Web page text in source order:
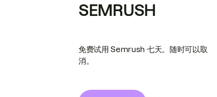
SEMRUSH
免费试用 Semrush 七天。随时可以取
消。